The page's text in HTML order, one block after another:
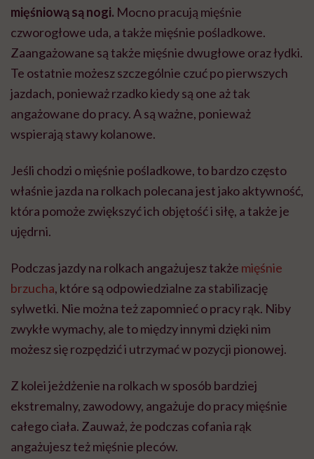
mięśniową są nogi. Mocno pracują mięśnie
czworogłowe uda, a także mięśnie pośladkowe.
Zaangażowane są także mięśnie dwugłowe oraz łydki.
Te ostatnie możesz szczególnie czuć po pierwszych
jazdach, ponieważ rzadko kiedy są one aż tak
angażowane do pracy. A są ważne, ponieważ
wspierają stawy kolanowe.
Jeśli chodzi o mięśnie pośladkowe, to bardzo często
właśnie jazda na rolkach polecana jest jako aktywność,
która pomoże zwiększyć ich objętość i siłę, a także je
ujędrni.
Podczas jazdy na rolkach angażujesz także mięśnie
brzucha, które są odpowiedzialne za stabilizację
sylwetki. Nie można też zapomnieć o pracy rąk. Niby
zwykłe wymachy, ale to między innymi dzięki nim
możesz się rozpędzić i utrzymać w pozycji pionowej.
Z kolei jeżdżenie na rolkach w sposób bardziej
ekstremalny, zawodowy, angażuje do pracy mięśnie
całego ciała. Zauważ, że podczas cofania rąk
angażujesz też mięśnie pleców.